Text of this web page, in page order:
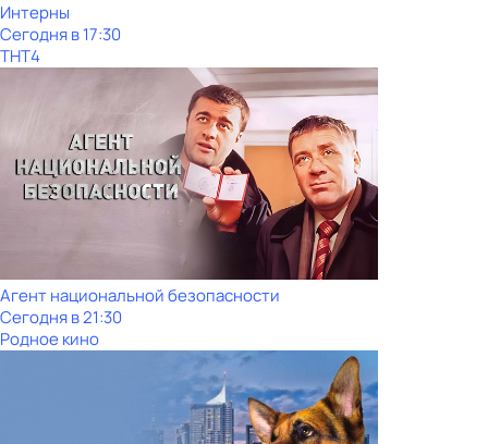
Интерны
Сегодня в 17:30
ТНТ4
Агент национальной безопасности
Сегодня в 21:30
Родное кино